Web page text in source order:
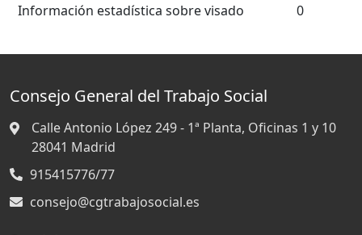
Información estadística sobre visado
0
Consejo General del Trabajo Social
Calle Antonio López 249 - 1ª Planta, Oficinas 1 y 10
28041 Madrid
915415776/77
consejo@cgtrabajosocial.es